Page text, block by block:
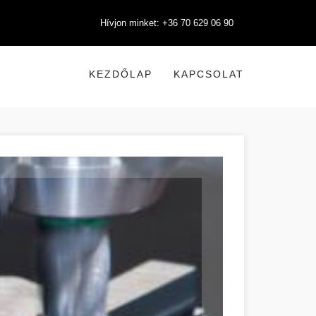
Hívjon minket: +36 70 629 06 90
KEZDŐLAP KAPCSOLAT